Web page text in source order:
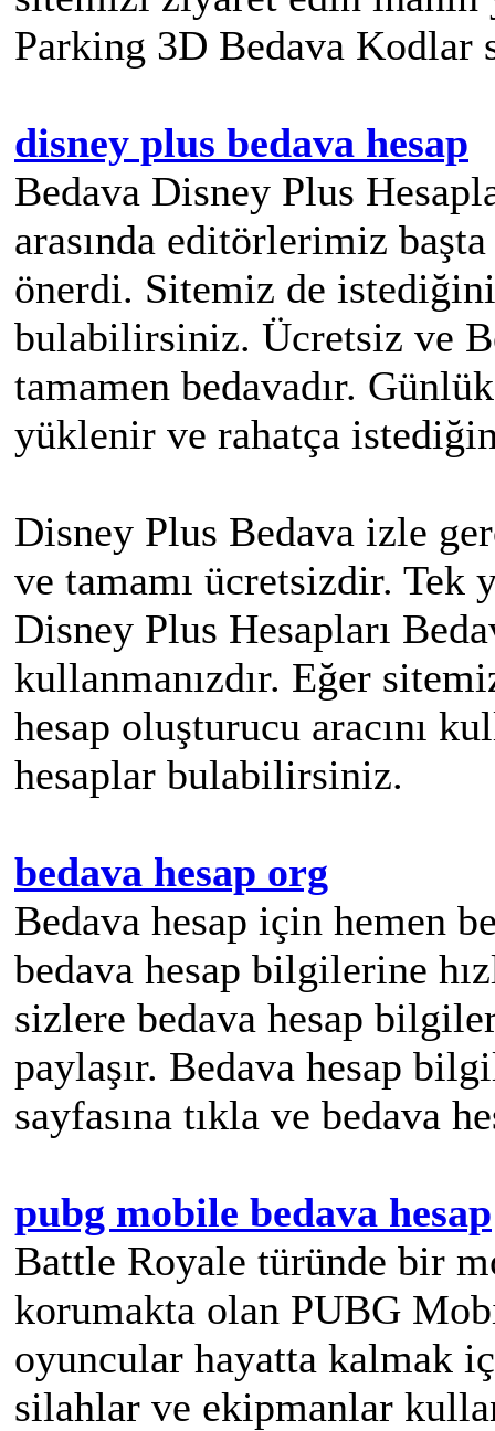
Parking 3D Bedava Kodlar
disney plus bedava hesap
Bedava Disney Plus
arasında editörlerimiz
önerdi. Sitemiz de
bulabilirsiniz. Ücretsiz ve
tamamen bedavadır.
yüklenir ve rahatça
Disney Plus Bedava izle
ve tamamı ücretsizdir. Tek
Disney Plus Hesapları
kullanmanızdır. Eğer
hesap oluşturucu aracını
hesaplar bulabilirsiniz.
bedava hesap org
Bedava hesap için hemen
bedava hesap bilgilerine
sizlere bedava hesap
paylaşır. Bedava hesap
sayfasına tıkla ve bedava
pubg mobile bedava hesap
Battle Royale türünde bir
korumakta olan PUBG
oyuncular hayatta kalmak
silahlar ve ekipmanlar